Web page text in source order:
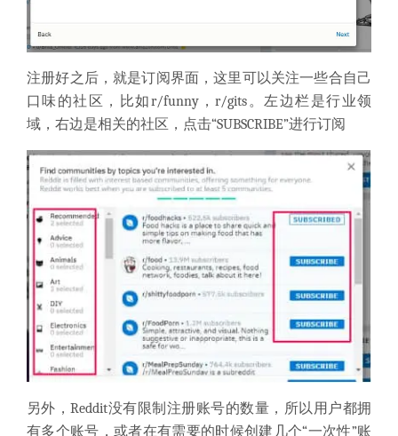
注册好之后，就是订阅界面，这里可以关注一些合自己
口味的社区，比如r/funny，r/gits。左边栏是行业领
域，右边是相关的社区，点击“SUBSCRIBE”进行订阅
另外，Reddit没有限制注册账号的数量，所以用户都拥
有多个账号，或者在有需要的时候创建几个“一次性”账